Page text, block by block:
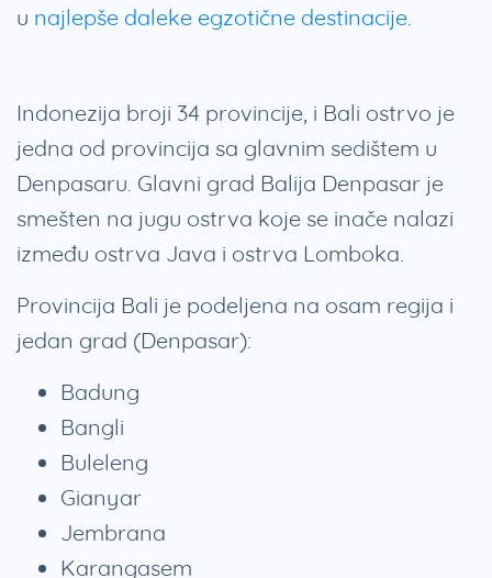
u najlepše daleke egzotične destinacije
Indonezija broji 34 provincije, i Bali ostrvo je
jedna od provincija sa glavnim sedištem u
Denpasaru. Glavni grad Balija Denpasar je
smešten na jugu ostrva koje se inače nalazi
između ostrva Java i ostrva Lomboka.
Provincija Bali je podeljena na osam regija i
jedan grad (Denpasar):
Badung
Bangli
Buleleng
Gianyar
Jembrana
Karangasem